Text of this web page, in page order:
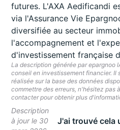
futures. L'AXA Aedificandi
via l'Assurance Vie
diversifiée au secteur
l'accompagnement et
d'investissement française
La description générée par epargnoo
conseil en investissement financier. Il
réalisée sur la base des données
commettre des erreurs, n'hésitez pas
contacter pour obtenir plus
Description
à jour le 30
J'ai trouvé cela